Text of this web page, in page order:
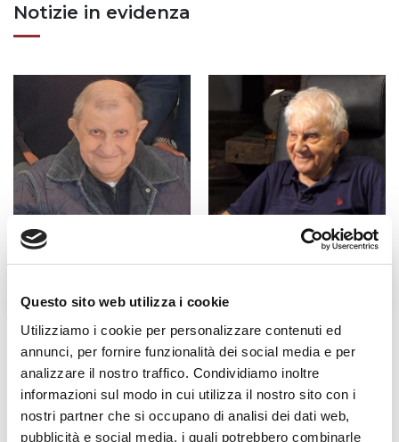
Questo sito web utilizza i cookie
Utilizziamo i cookie per personalizzare contenuti ed
annunci, per fornire funzionalità dei social media e per
analizzare il nostro traffico. Condividiamo inoltre
informazioni sul modo in cui utilizza il nostro sito con i
nostri partner che si occupano di analisi dei dati web,
pubblicità e social media, i quali potrebbero combinarle
Notizie in evidenza